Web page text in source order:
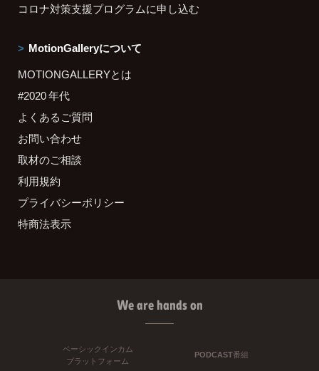
コロナ対策支援プログラムに申し込む
MotionGalleryについて
MOTIONGALLERYとは
#2020 年代
よくあるご質問
お問い合わせ
取材のご相談
利用規約
プライバシーポリシー
特商法表示
We are hands on
ベーシックインカム
プラットフォーム
PODCAST番組